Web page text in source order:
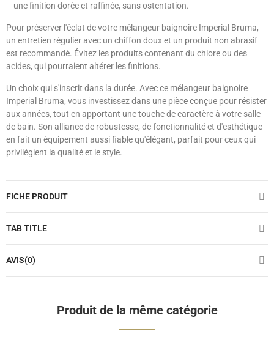
une finition dorée et raffinée, sans ostentation.
Pour préserver l'éclat de votre mélangeur baignoire Imperial Bruma,
un entretien régulier avec un chiffon doux et un produit non abrasif
est recommandé. Évitez les produits contenant du chlore ou des
acides, qui pourraient altérer les finitions.
Un choix qui s'inscrit dans la durée. Avec ce mélangeur baignoire
Imperial Bruma, vous investissez dans une pièce conçue pour résister
aux années, tout en apportant une touche de caractère à votre salle
de bain. Son alliance de robustesse, de fonctionnalité et d'esthétique
en fait un équipement aussi fiable qu'élégant, parfait pour ceux qui
privilégient la qualité et le style.
FICHE PRODUIT
TAB TITLE
AVIS(0)
Produit de la même catégorie